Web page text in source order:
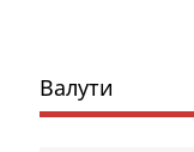
Валути